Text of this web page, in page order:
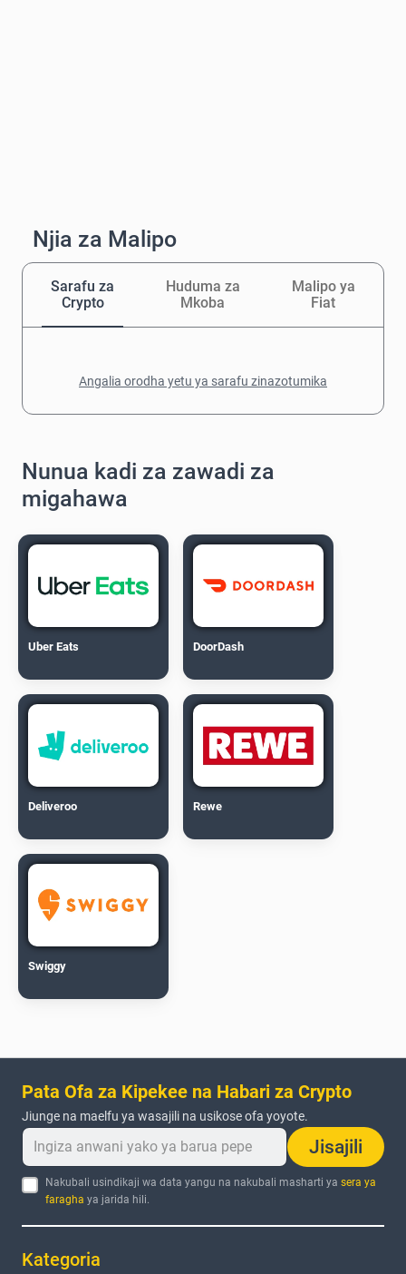
Njia za Malipo
Sarafu za
Crypto
Huduma za
Mkoba
Malipo ya
Fiat
Angalia orodha yetu ya sarafu zinazotumika
Nunua kadi za zawadi za
migahawa
Uber Eats DoorDash
Deliveroo Rewe
Swiggy
Pata Ofa za Kipekee na Habari za Crypto
Jiunge na maelfu ya wasajili na usikose ofa yoyote.
Jisajili
Nakubali usindikaji wa data yangu na nakubali masharti yasera ya
faragha ya jarida hili.
Kategoria